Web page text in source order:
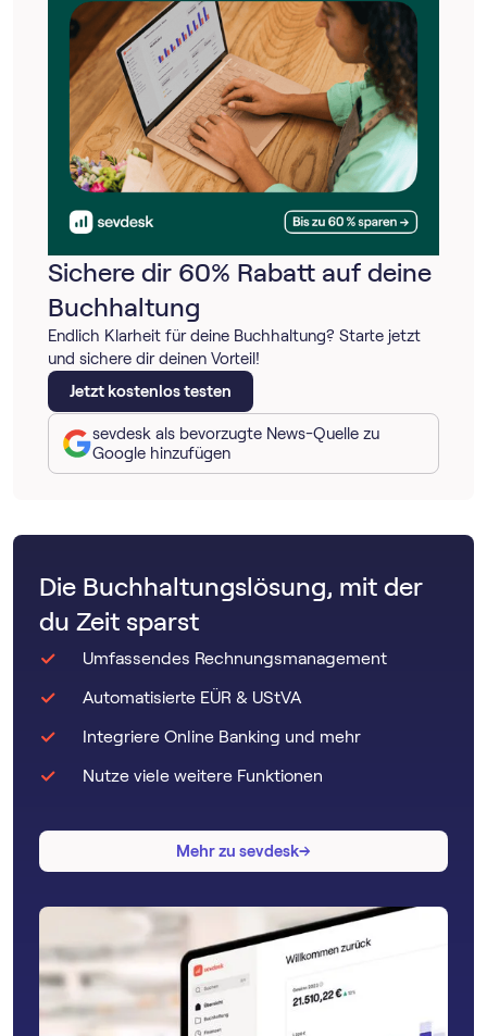
Sichere dir 60% Rabatt auf deine
Buchhaltung
Endlich Klarheit für deine Buchhaltung? Starte jetzt
und sichere dir deinen Vorteil!
Jetzt kostenlos testen
sevdesk als bevorzugte News-Quelle zu
Google hinzufügen
Die Buchhaltungslösung, mit der
du Zeit sparst
Umfassendes Rechnungsmanagement
Automatisierte EÜR & UStVA
Integriere Online Banking und mehr
Nutze viele weitere Funktionen
Mehr zu sevdesk→
→